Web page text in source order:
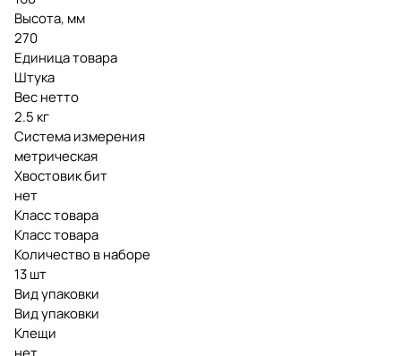
Высота, мм
270
Единица товара
Штука
Вес нетто
2.5 кг
Система измерения
метрическая
Хвостовик бит
нет
Класс товара
Класс товара
Количество в наборе
13 шт
Вид упаковки
Вид упаковки
Клещи